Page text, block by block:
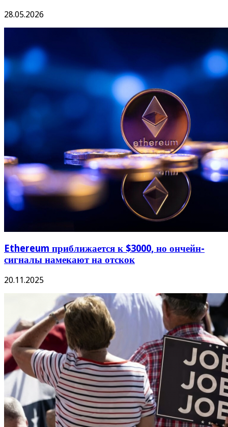
28.05.2026
Ethereum приближается к $3000, но ончейн-
сигналы намекают на отскок
20.11.2025